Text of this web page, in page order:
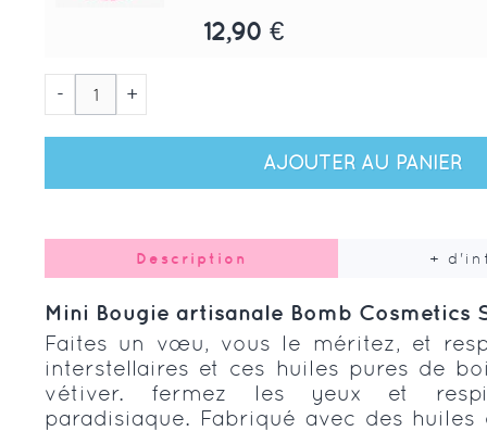
12,90 €
- +
AJOUTER AU PANIER
Description +
Mini Bougie artisanale Bomb Cosmetics
Faites un vœu, vous le méritez, et
interstellaires et ces huiles pures de
vétiver. fermez les yeux et
paradisiaque. Fabriqué avec des huiles